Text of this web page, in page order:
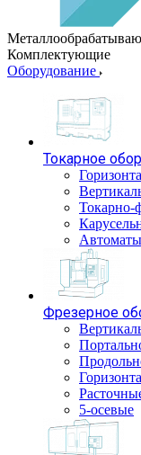
Комплектующие
Оборудование
Токарное
Токарно-
Фрезерное
5-осевые